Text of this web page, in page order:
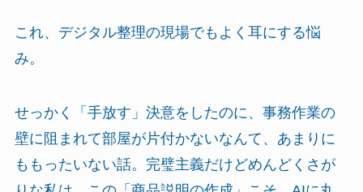
これ、デジタル整理の現場でもよく耳にする悩
み。
せっかく「手放す」決意をしたのに、事務作業の
壁に阻まれて部屋が片付かないなんて、あまりに
ももったいない話。完璧主義だけどめんどくさが